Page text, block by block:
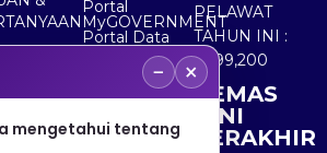
Portal
MyGOVERNMENT
Portal Data
Terbuka
Sektor Awam
PELAWAT
TAHUN INI :
5,499,200
KEMAS
KINI
TERAKHIR
− ×
mengetahui tentang